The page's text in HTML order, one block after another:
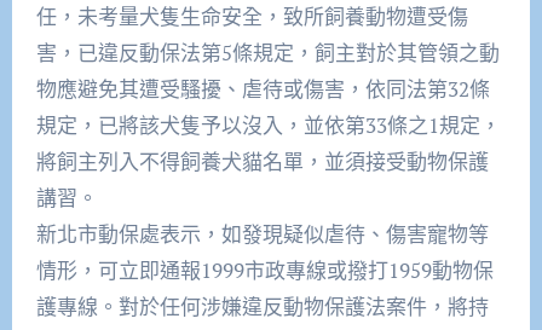
任，未考量犬隻生命安全，致所飼養動物遭受傷
害，已違反動保法第5條規定，飼主對於其管領之動
物應避免其遭受騷擾、虐待或傷害，依同法第32條
規定，已將該犬隻予以沒入，並依第33條之1規定，
將飼主列入不得飼養犬貓名單，並須接受動物保護
講習。
新北市動保處表示，如發現疑似虐待、傷害寵物等
情形，可立即通報1999市政專線或撥打1959動物保
護專線。對於任何涉嫌違反動物保護法案件，將持